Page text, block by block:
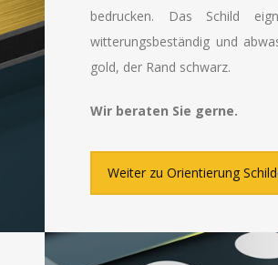
bedrucken. Das Schild
witterungsbeständig und
gold, der Rand schwarz.
Wir beraten Sie gerne.
Weiter zu Orientierung